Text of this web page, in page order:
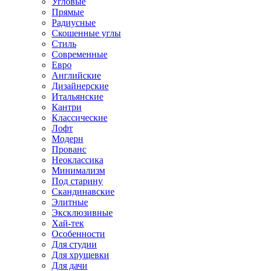
Прямые
Радиусные
Скошенные углы
Стиль
Современные
Евро
Английские
Дизайнерские
Итальянские
Кантри
Классические
Лофт
Модерн
Прованс
Неоклассика
Минимализм
Под старину
Скандинавские
Элитные
Эксклюзивные
Хай-тек
Особенности
Для студии
Для хрущевки
Для дачи